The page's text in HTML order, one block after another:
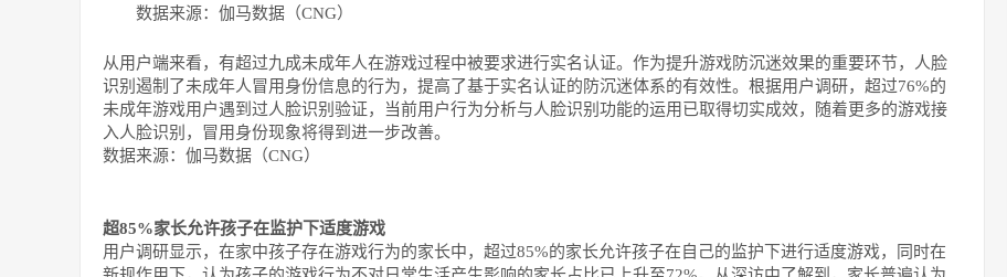
数据来源：伽马数据（CNG）
从用户端来看，有超过九成未成年人在游戏过程中被要求进行实名认证。作为提升游戏防沉迷效果的重要环节，人脸
识别遏制了未成年人冒用身份信息的行为，提高了基于实名认证的防沉迷体系的有效性。根据用户调研，超过76%的
未成年游戏用户遇到过人脸识别验证，当前用户行为分析与人脸识别功能的运用已取得切实成效，随着更多的游戏接
入人脸识别，冒用身份现象将得到进一步改善。
数据来源：伽马数据（CNG）
超85%家长允许孩子在监护下适度游戏
用户调研显示，在家中孩子存在游戏行为的家长中，超过85%的家长允许孩子在自己的监护下进行适度游戏，同时在